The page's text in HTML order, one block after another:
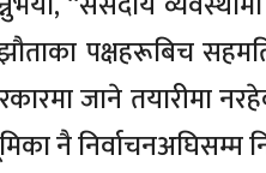
पक्षहरूबिच
जाने तयारीमा
नै निर्वाचनअघिसम्म